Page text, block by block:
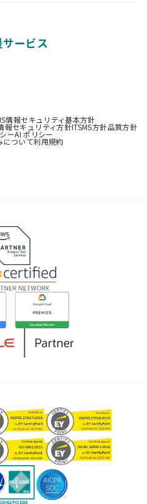
ービス
情報セキュリティ基本方針
報セキュリティ方針ITSMS方針品質方針
ーAI ポリシー
について利用規約